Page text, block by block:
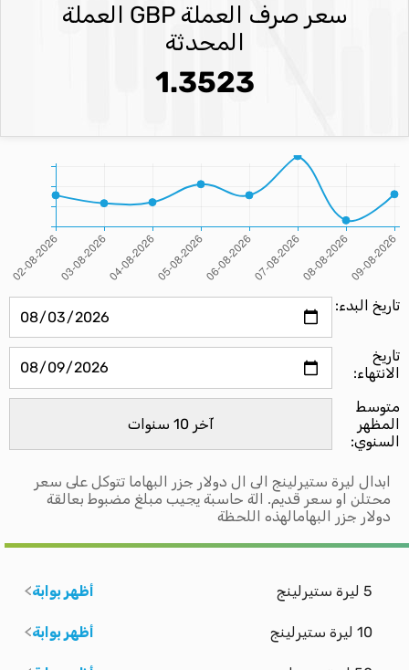
سعر صرف العملة GBP العملة
المحدثة
1.3523
تاريخ البدء:
تاريخ
الانتهاء:
متوسط ​​
المظهر
السنوي:
ابدال ليرة ستيرلينج الى ال دولار جزر البهاما تتوكل على سعر
محتلن او سعر قديم. الة حاسبة يجيب مبلغ مضبوط بعالقة
دولار جزر البهامالهذه اللحظة
5 ليرة ستيرلينج أظهر بوابة
10 ليرة ستيرلينج أظهر بوابة